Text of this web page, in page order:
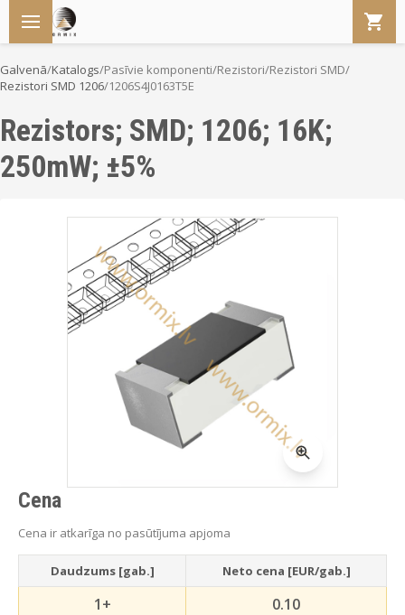
Galvenā/Katalogs/Pasīvie komponenti/Rezistori/Rezistori SMD/
Rezistori SMD 1206/1206S4J0163T5E
Rezistors; SMD; 1206; 16K;
250mW; ±5%
Cena
Cena ir atkarīga no pasūtījuma apjoma
Daudzums [gab.] Neto cena [EUR/gab.]
1+
0.10